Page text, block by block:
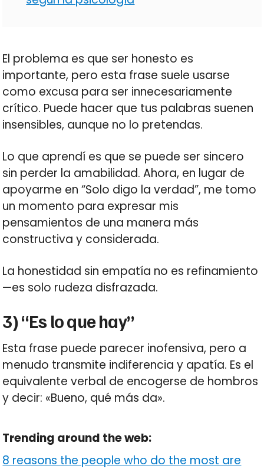
El problema es que ser honesto es
importante, pero esta frase suele usarse
como excusa para ser innecesariamente
crítico. Puede hacer que tus palabras suenen
insensibles, aunque no lo pretendas.
Lo que aprendí es que se puede ser sincero
sin perder la amabilidad. Ahora, en lugar de
apoyarme en “Solo digo la verdad”, me tomo
un momento para expresar mis
pensamientos de una manera más
constructiva y considerada.
La honestidad sin empatía no es refinamiento
—es solo rudeza disfrazada.
3) “Es lo que hay”
Esta frase puede parecer inofensiva, pero a
menudo transmite indiferencia y apatía. Es el
equivalente verbal de encogerse de hombros
y decir: «Bueno, qué más da».
Trending around the web:
8 reasons the people who do the most are